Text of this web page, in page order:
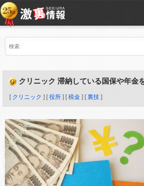
クリニック 滞納している国保や年金
[ クリニック ] [役所 ] [税金 ] [裏技 ]